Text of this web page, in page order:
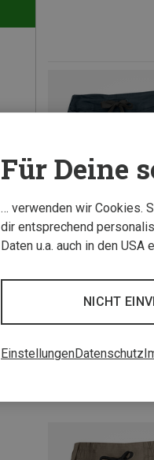
Wild Country |
Für Deine
… verwenden wir Cookies.
dir entsprechend
Daten u.a. auch in den
NICHT
EinstellungenDatenschutz